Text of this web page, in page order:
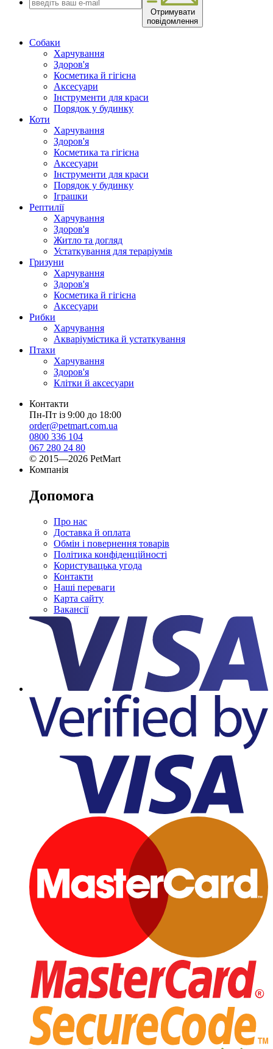
Отримувати
повідомлення
Собаки
Харчування
Здоров'я
Косметика й гігієна
Аксесуари
Інструменти для краси
Порядок у будинку
Коти
Харчування
Здоров'я
Косметика та гігієна
Аксесуари
Інструменти для краси
Порядок у будинку
Іграшки
Рептилії
Харчування
Здоров'я
Житло та догляд
Устаткування для тераріумів
Гризуни
Харчування
Здоров'я
Косметика й гігієна
Аксесуари
Рибки
Харчування
Акваріумістика й устаткування
Птахи
Харчування
Здоров'я
Клітки й аксесуари
Контакти
Пн-Пт із 9:00 до 18:00
order@petmart.com.ua
0800 336 104
067 280 24 80
© 2015—2026 PetMart
Компанія
Допомога
Про нас
Доставка й оплата
Обмін і повернення товарів
Політика конфіденційності
Користувацька угода
Контакти
Наші переваги
Карта сайту
Вакансії